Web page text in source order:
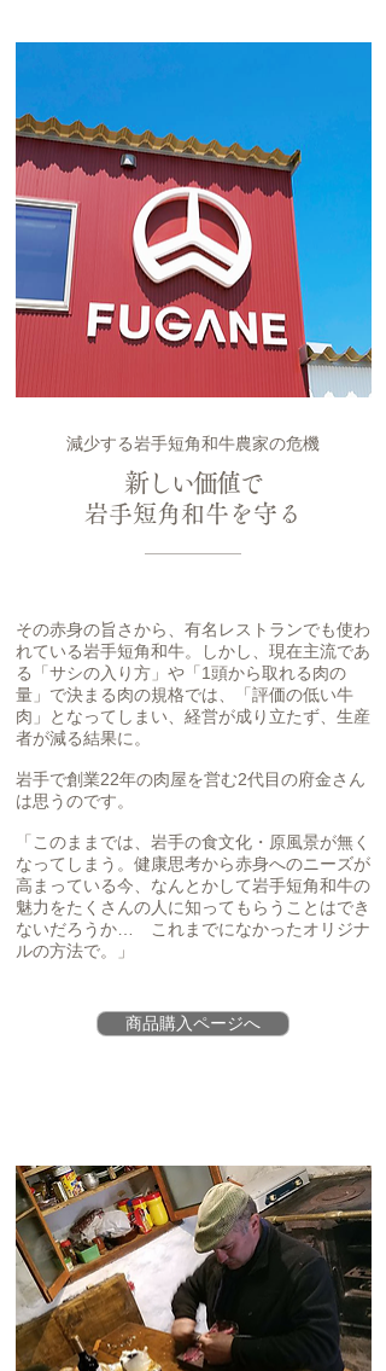
減少する岩手短角和牛農家の危機
新しい価値で
岩手短角和牛を守る
その赤身の旨さから、有名レストランでも使わ
れている岩手短角和牛。しかし、現在主流であ
る「サシの入り方」や「1頭から取れる肉の
量」で決まる肉の規格では、「評価の低い牛
肉」となってしまい、経営が成り立たず、生産
者が減る結果に。
岩手で創業22年の肉屋を営む2代目の府金さん
は思うのです。
「このままでは、岩手の食文化・原風景が無く
なってしまう。健康思考から赤身へのニーズが
高まっている今、なんとかして岩手短角和牛の
魅力をたくさんの人に知ってもらうことはでき
ないだろうか… これまでになかったオリジナ
ルの方法で。」
商品購入ページへ